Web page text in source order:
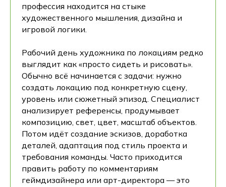
профессия находится на стыке
художественного мышления, дизайна и
игровой логики.
Рабочий день художника по локациям редко
выглядит как «просто сидеть и рисовать».
Обычно всё начинается с задачи: нужно
создать локацию под конкретную сцену,
уровень или сюжетный эпизод. Специалист
анализирует референсы, продумывает
композицию, свет, цвет, масштаб объектов.
Потом идёт создание эскизов, доработка
деталей, адаптация под стиль проекта и
требования команды. Часто приходится
править работу по комментариям
геймдизайнера или арт-директора — это